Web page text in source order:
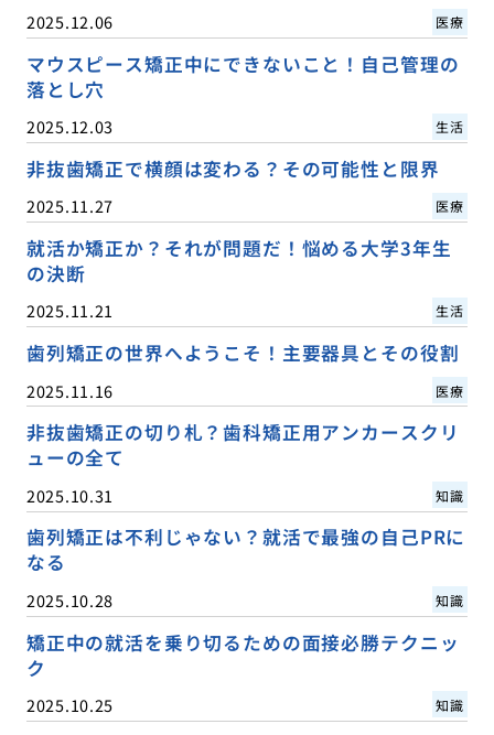
2025.12.06 医療
マウスピース矯正中にできないこと！自己管理の
落とし穴
2025.12.03 生活
非抜歯矯正で横顔は変わる？その可能性と限界
2025.11.27 医療
就活か矯正か？それが問題だ！悩める大学3年生
の決断
2025.11.21 生活
歯列矯正の世界へようこそ！主要器具とその役割
2025.11.16 医療
非抜歯矯正の切り札？歯科矯正用アンカースクリ
ューの全て
2025.10.31 知識
歯列矯正は不利じゃない？就活で最強の自己PRに
なる
2025.10.28 知識
矯正中の就活を乗り切るための面接必勝テクニッ
ク
2025.10.25 知識